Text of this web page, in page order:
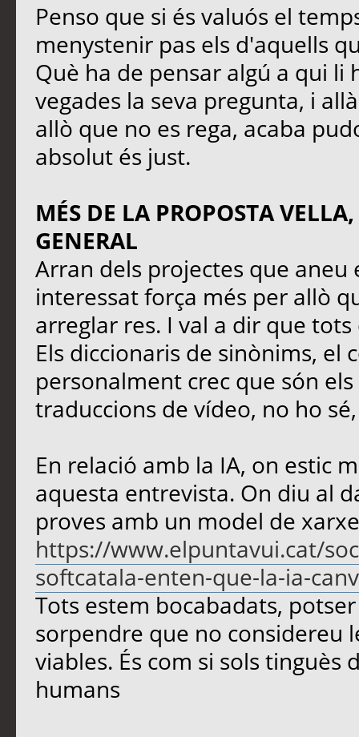
Penso que si és valuós el
menystenir pas els d'aquells
Què ha de pensar algú a qui li
vegades la seva pregunta, i
allò que no es rega, acaba
absolut és just.
MÉS DE LA PROPOSTA
GENERAL
Arran dels projectes que
interessat força més per allò
arreglar res. I val a dir que
Els diccionaris de sinònims,
personalment crec que són
traduccions de vídeo, no ho
En relació amb la IA, on estic
aquesta entrevista. On diu al
proves amb un model de
https://www.elpuntavui.cat/
softcatala-enten-que-la-ia-
Tots estem bocabadats,
sorpendre que no considereu
viables. És com si sols tinguès
humans